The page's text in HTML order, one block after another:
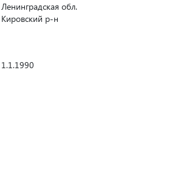
Ленинградская обл.
Кировский р-н
1.1.1990